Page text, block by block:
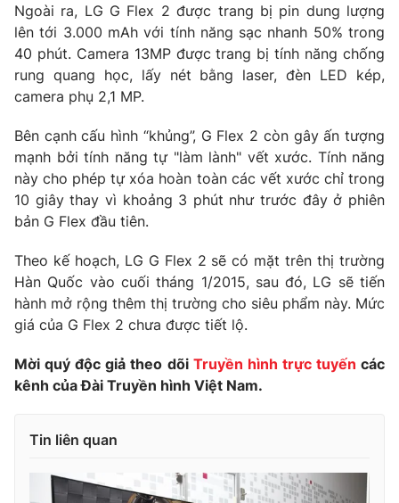
Tư vấn
Chuyên mục khác
Emagazine Podcast
Photo Infographic
Video Shorts video
VTV Sức khoẻ Bất động sản
Thị trường 24h
VTV4 Vươn mình bằng AI
VTV9
Liên hệ tòa soạn English
Ngoài ra, LG G Flex 2 được trang bị pin dung lượng
lên tới 3.000 mAh với tính năng sạc nhanh 50% trong
40 phút. Camera 13MP được trang bị tính năng chống
rung quang học, lấy nét bằng laser, đèn LED kép,
camera phụ 2,1 MP.
Bên cạnh cấu hình “khủng”, G Flex 2 còn gây ấn tượng
mạnh bởi tính năng tự "làm lành" vết xước. Tính năng
này cho phép tự xóa hoàn toàn các vết xước chỉ trong
10 giây thay vì khoảng 3 phút như trước đây ở phiên
bản G Flex đầu tiên.
Theo kế hoạch, LG G Flex 2 sẽ có mặt trên thị trường
Hàn Quốc vào cuối tháng 1/2015, sau đó, LG sẽ tiến
hành mở rộng thêm thị trường cho siêu phẩm này. Mức
giá của G Flex 2 chưa được tiết lộ.
Mời quý độc giả theo dõi Truyền hình trực tuyến các
kênh của Đài Truyền hình Việt Nam.
Tin liên quan